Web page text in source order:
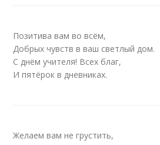
Позитива вам во всём,
Добрых чувств в ваш светлый дом.
С днём учителя! Всех благ,
И пятёрок в дневниках.
Желаем вам не грустить,